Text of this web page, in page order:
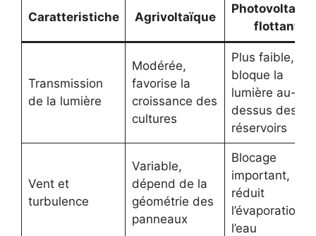
Caratteristiche Agrivoltaïque
flottant
Transmission
de la lumière
Modérée,
favorise la
croissance des
cultures
Plus faible,
bloque la
lumière au-
dessus des
réservoirs
Vent et
turbulence
Variable,
dépend de la
géométrie des
panneaux
Blocage
important,
réduit
l’évaporation
l’eau